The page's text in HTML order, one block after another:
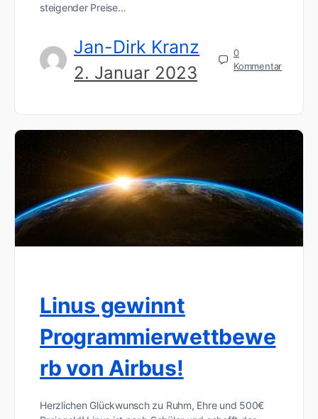
steigender Preise…
Jan-Dirk Kranz
2. Januar 2023
0
Kommentar
Linus gewinnt
Programmierwettbewe
rb von Airbus!
Herzlichen Glückwunsch zu Ruhm, Ehre und 500€